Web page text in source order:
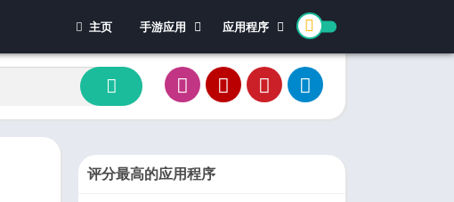
主页
手游应用
休闲游戏
冒险游戏
应用程序
体育
办公
评分最高的应用程序